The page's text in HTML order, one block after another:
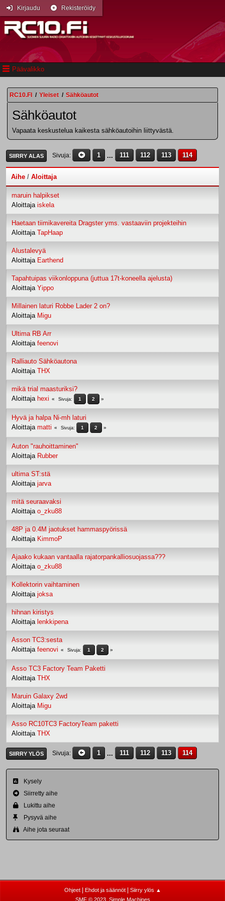
Päävalikko
Kirjaudu Rekisteröidy
RC10.FI / Yleiset / Sähköautot
Sähköautot
Vapaata keskustelua kaikesta sähköautoihin liittyvästä.
SIIRRY ALAS Sivuja 1 ... 111 112 113 114
Aihe / Aloittaja
maruin halpikset
Aloittaja iskela
Haetaan tiimikavereita Dragster yms. vastaaviin projekteihin
Aloittaja TapHaap
Alustalevyä
Aloittaja Earthend
Tapahtuipas viikonloppuna (juttua 17t-koneella ajelusta)
Aloittaja Yippo
Millainen laturi Robbe Lader 2 on?
Aloittaja Migu
Ultima RB Arr
Aloittaja feenovi
Ralliauto Sähköautona
Aloittaja THX
mikä trial maasturiksi?
Aloittaja hexi Sivuja 1 2
Hyvä ja halpa Ni-mh laturi
Aloittaja matti Sivuja 1 2
Auton "rauhoittaminen"
Aloittaja Rubber
ultima ST:stä
Aloittaja jarva
mitä seuraavaksi
Aloittaja o_zku88
48P ja 0.4M jaotukset hammaspyörissä
Aloittaja KimmoP
Ajaako kukaan vantaalla rajatorpankalliosuojassa???
Aloittaja o_zku88
Kollektorin vaihtaminen
Aloittaja joksa
hihnan kiristys
Aloittaja lenkkipena
Asson TC3:sesta
Aloittaja feenovi Sivuja 1 2
Asso TC3 Factory Team Paketti
Aloittaja THX
Maruin Galaxy 2wd
Aloittaja Migu
Asso RC10TC3 FactoryTeam paketti
Aloittaja THX
SIIRRY YLÖS Sivuja 1 ... 111 112 113 114
Kysely
Siirretty aihe
Lukittu aihe
Pysyvä aihe
Aihe jota seuraat
Ohjeet| Ehdot ja säännöt| Siirry ylös ▲
SMF © 2023, Simple Machines